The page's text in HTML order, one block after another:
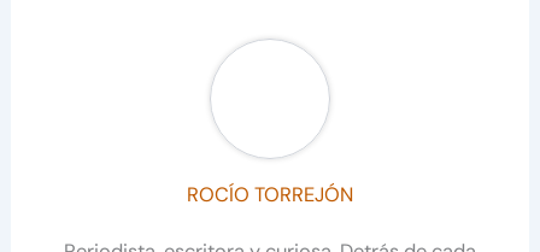
ROCÍO TORREJÓN